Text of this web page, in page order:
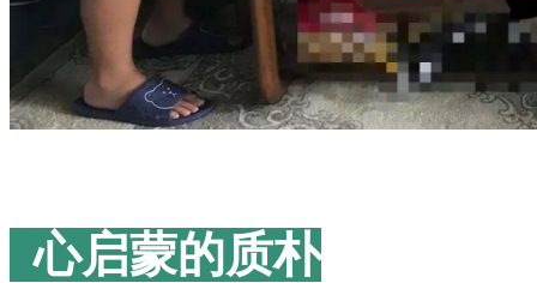
心启蒙的质朴